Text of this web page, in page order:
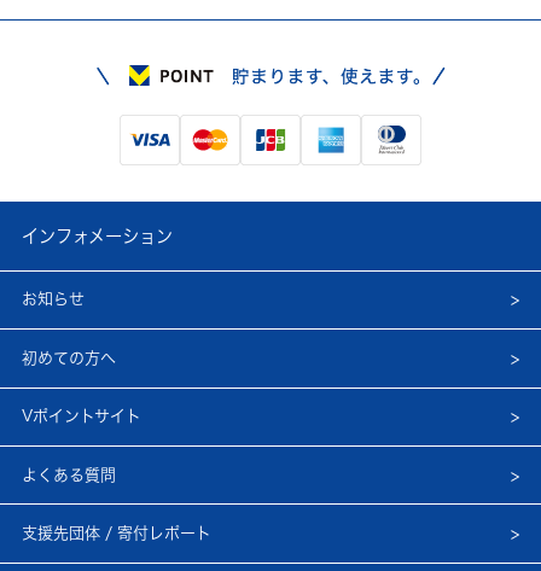
インフォメーション
お知らせ
初めての方へ
Vポイントサイト
よくある質問
支援先団体 / 寄付レポート